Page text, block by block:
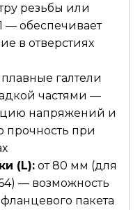
резьбы или
— обеспечивает
в отверстиях
плавные галтели
частями —
напряжений и
прочность при
(L): от 80 мм (для
— возможность
пакета